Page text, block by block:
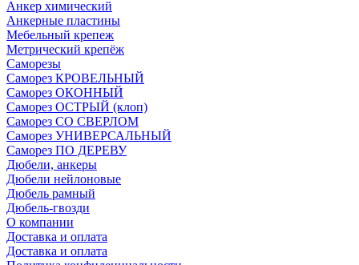
Анкер химический
Анкерные пластины
Мебельный крепеж
Метрический крепёж
Саморезы
Саморез КРОВЕЛЬНЫЙ
Саморез ОКОННЫЙ
Саморез ОСТРЫЙ (клоп)
Саморез СО СВЕРЛОМ
Саморез УНИВЕРСАЛЬНЫЙ
Саморез ПО ДЕРЕВУ
Дюбели, анкеры
Дюбели нейлоновые
Дюбель рамный
Дюбель-гвозди
О компании
Доставка и оплата
Доставка и оплата